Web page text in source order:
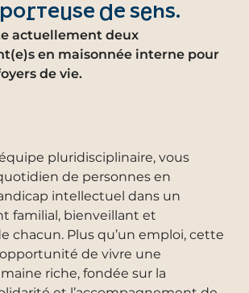
de sens.
actuellement deux
en maisonnée interne pour
de vie.
pluridisciplinaire, vous
de personnes en
intellectuel dans un
familial, bienveillant et
chacun. Plus qu’un emploi, cette
de vivre une
riche, fondée sur la